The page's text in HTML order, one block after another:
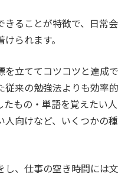
きることが特徴で、日常会
られます。
を立ててコツコツと達成で
従来の勉強法よりも効率的
もの・単語を覚えたい人
向けなど、いくつかの種
し、仕事の空き時間には文